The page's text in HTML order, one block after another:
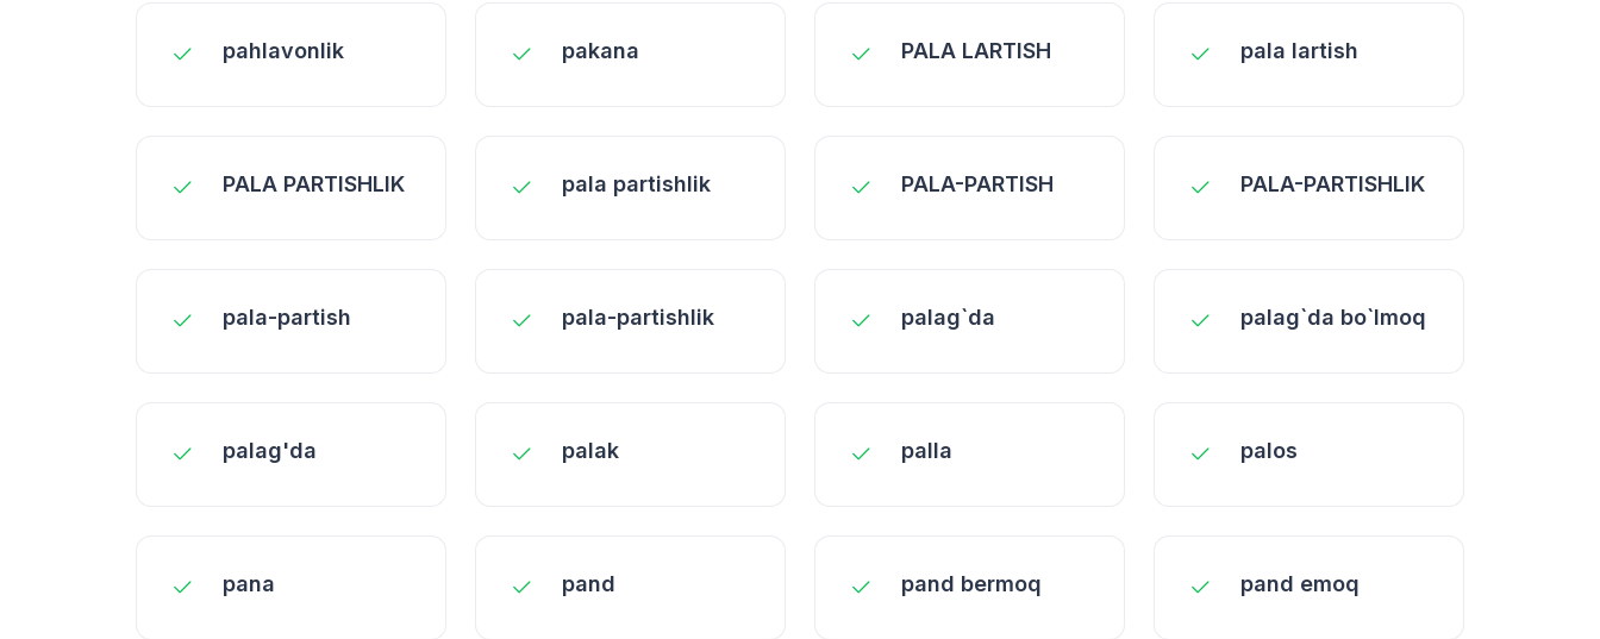
pahlavonlik pakana PALA LARTISH pala lartish
PALA PARTISHLIK pala partishlik PALA-PARTISH PALA-PARTISHLIK
pala-partish pala-partishlik palag`da palag`da bo`lmoq
palag'da palak palla palos
pana pand pand bermoq pand emoq